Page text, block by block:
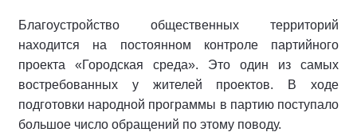
Благоустройство общественных территорий
находится на постоянном контроле партийного
проекта «Городская среда». Это один из самых
востребованных у жителей проектов. В ходе
подготовки народной программы в партию поступало
большое число обращений по этому поводу.